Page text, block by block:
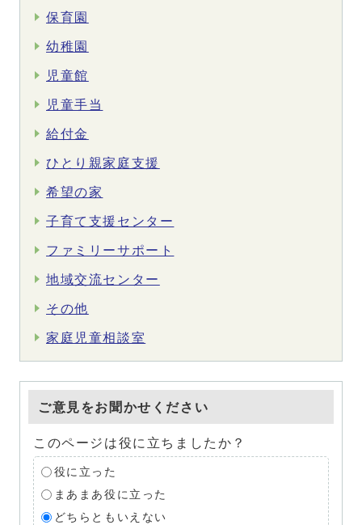
保育園
幼稚園
児童館
児童手当
給付金
ひとり親家庭支援
希望の家
子育て支援センター
ファミリーサポート
地域交流センター
その他
家庭児童相談室
ご意見をお聞かせください
このページは役に立ちましたか？
役に立った
まあまあ役に立った
どちらともいえない